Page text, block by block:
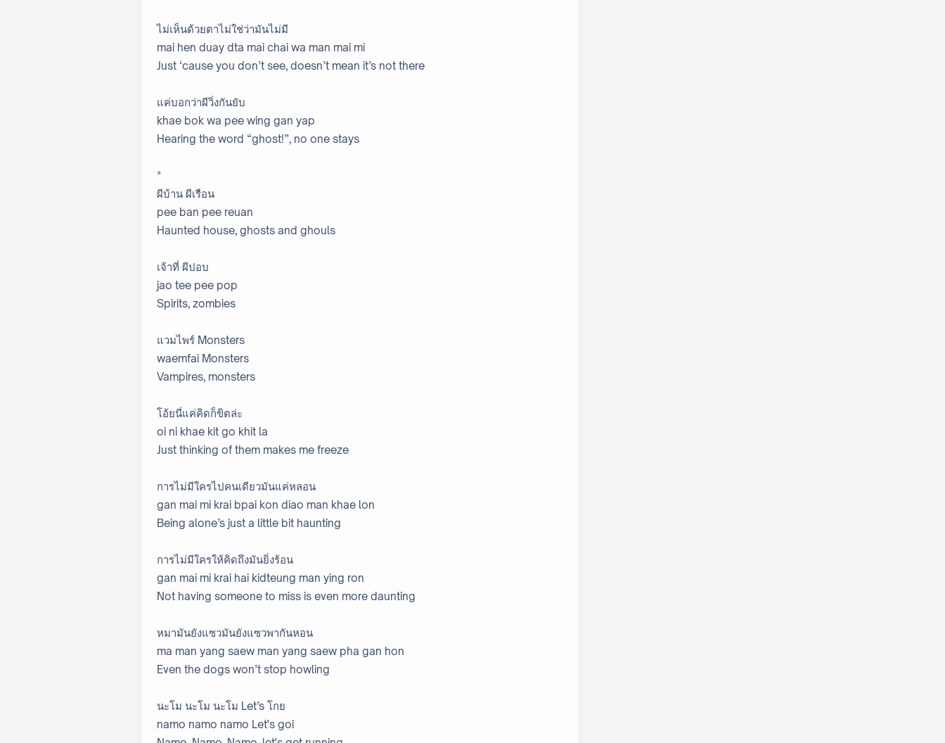
ไม่เห็นด้วยตาไม่ใช่ว่ามันไม่มี
mai hen duay dta mai chai wa man mai mi
Just ‘cause you don’t see, doesn’t mean it’s not there
แค่บอกว่าผีวิ่งกันยับ
khae bok wa pee wing gan yap
Hearing the word “ghost!”, no one stays
*
ผีบ้าน ผีเรือน
pee ban pee reuan
Haunted house, ghosts and ghouls
เจ้าที่ ผีปอบ
jao tee pee pop
Spirits, zombies
แวมไพร์ Monsters
waemfai Monsters
Vampires, monsters
โอ้ยนี่แค่คิดก็ขิตล่ะ
oi ni khae kit go khit la
Just thinking of them makes me freeze
การไม่มีใครไปคนเดียวมันแค่หลอน
gan mai mi krai bpai kon diao man khae lon
Being alone’s just a little bit haunting
การไม่มีใครให้คิดถึงมันยิ่งร้อน
gan mai mi krai hai kidteung man ying ron
Not having someone to miss is even more daunting
หมามันยังแซวมันยังแซวพากันหอน
ma man yang saew man yang saew pha gan hon
Even the dogs won’t stop howling
นะโม นะโม นะโม Let’s โกย
namo namo namo Let's goi